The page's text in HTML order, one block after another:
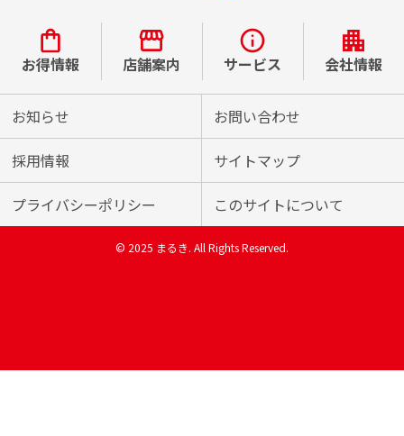
お得情報 店舗案内 サービス 会社情報
お知らせ お問い合わせ
採用情報 サイトマップ
プライバシーポリシー このサイトについて
© 2025 まるき. All Rights Reserved.